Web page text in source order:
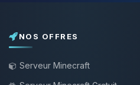
NOS OFFRES
Serveur Minecraft